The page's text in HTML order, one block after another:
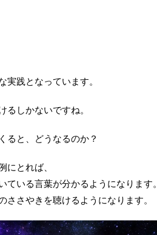
実践となっています。
るしかないですね。
ると、どうなるのか？
にとれば、
ている言葉が分かるようになります。
ささやきを聴けるようになります。